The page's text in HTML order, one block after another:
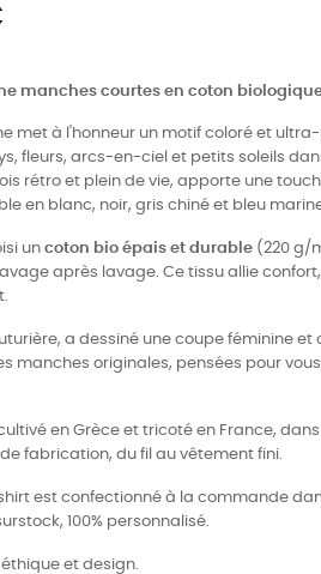
manches courtes en coton
met à l'honneur un motif coloré et
fleurs, arcs-en-ciel et petits soleils
rétro et plein de vie, apporte une
en blanc, noir, gris chiné et bleu
un coton bio épais et durable (220 g/
après lavage. Ce tissu allie
a dessiné une coupe féminine
manches originales, pensées pour
en Grèce et tricoté en France,
fabrication, du fil au vêtement fini.
est confectionné à la commande
100% personnalisé.
et design.